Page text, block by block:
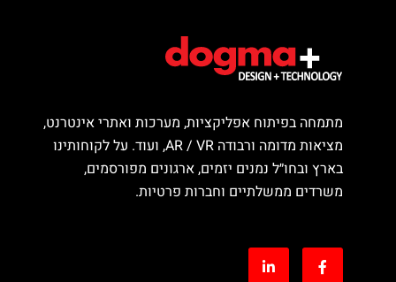
מתמחה בפיתוח אפליקציות, מערכות ואתרי אינטרנט,
מציאות מדומה ורבודה AR / VR, ועוד. על לקוחותינו
בארץ ובחו״ל נמנים יזמים, ארגונים מפורסמים,
משרדים ממשלתיים וחברות פרטיות.